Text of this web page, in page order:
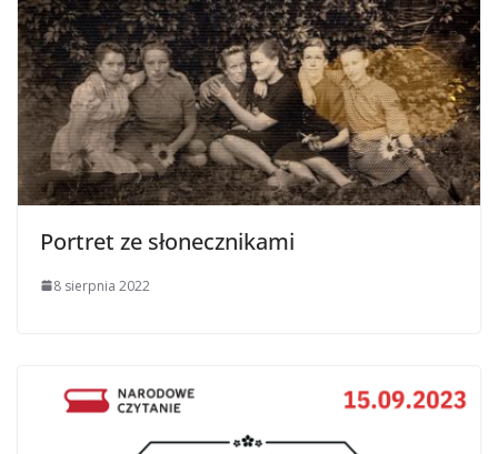
Portret ze słonecznikami
8 sierpnia 2022